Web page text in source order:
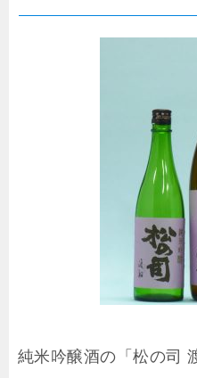
純米吟醸酒の「松の司